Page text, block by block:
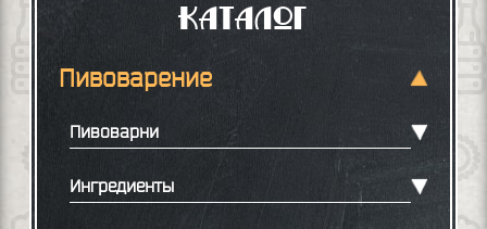
Каталог
Пивоварение
Пивоварни
Ингредиенты